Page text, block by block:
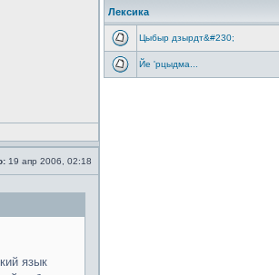
19 апр 2006, 02:18
язык
Лексика
Цыбыр дзырдт&#230;
Йе 'рцыдма...